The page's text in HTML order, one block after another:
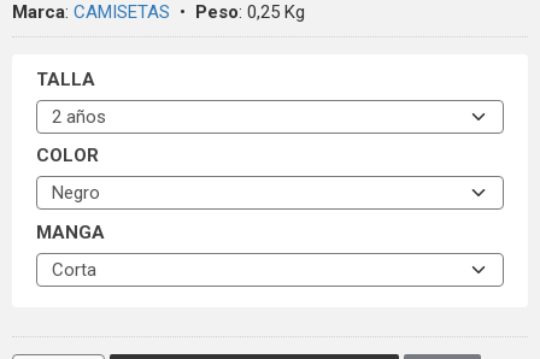
Marca: CAMISETAS • Peso: 0,25 Kg
TALLA
COLOR
MANGA